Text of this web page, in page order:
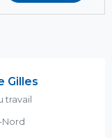
Gilles
travail